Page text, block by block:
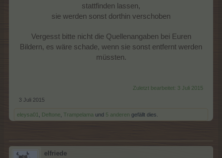
stattfinden lassen,
sie werden sonst dorthin verschoben
Vergesst bitte nicht die Quellenangaben bei Euren
Bildern, es wäre schade, wenn sie sonst entfernt werden
müssten.
Zuletzt bearbeitet: 3 Juli 2015
3 Juli 2015
eleysa01 Deftone Trampelama und 5 anderen gefällt dies.
elfriede